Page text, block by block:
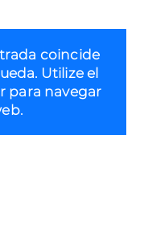
coincide
Utilize el
para navegar